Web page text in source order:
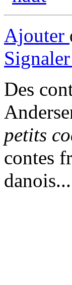
Ajouter
Signaler
Des
petits
contes
danois...